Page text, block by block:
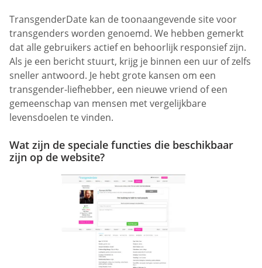
TransgenderDate kan de toonaangevende site voor
transgenders worden genoemd. We hebben gemerkt
dat alle gebruikers actief en behoorlijk responsief zijn.
Als je een bericht stuurt, krijg je binnen een uur of zelfs
sneller antwoord. Je hebt grote kansen om een
transgender-liefhebber, een nieuwe vriend of een
gemeenschap van mensen met vergelijkbare
levensdoelen te vinden.
Wat zijn de speciale functies die beschikbaar
zijn op de website?